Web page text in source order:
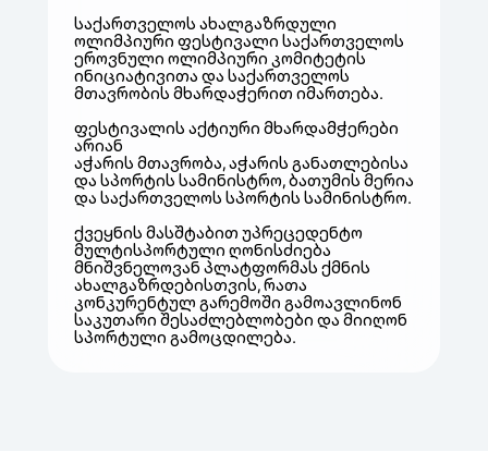
საქართველოს ახალგაზრდული
ოლიმპიური ფესტივალი საქართველოს
ეროვნული ოლიმპიური კომიტეტის
ინიციატივითა და საქართველოს
მთავრობის მხარდაჭერით იმართება.
ფესტივალის აქტიური მხარდამჭერები
არიან
აჭარის მთავრობა, აჭარის განათლებისა
და სპორტის სამინისტრო, ბათუმის მერია
და საქართველოს სპორტის სამინისტრო.
ქვეყნის მასშტაბით უპრეცედენტო
მულტისპორტული ღონისძიება
მნიშვნელოვან პლატფორმას ქმნის
ახალგაზრდებისთვის, რათა
კონკურენტულ გარემოში გამოავლინონ
საკუთარი შესაძლებლობები და მიიღონ
სპორტული გამოცდილება.